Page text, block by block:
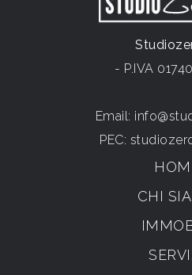
- P.IVA
Email:
PEC:
CHI